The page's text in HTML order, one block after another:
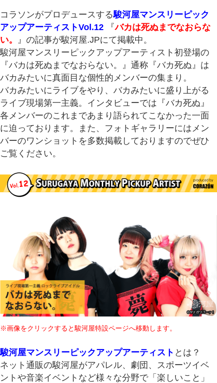
コラソンがプロデュースする駿河屋マンスリーピック
アップアーティストVol.12
『バカは死ぬまでなおらな
い。
』の記事が駿河屋.JPにて掲載中。
駿河屋マンスリーピックアップアーティスト初登場の
『バカは死ぬまでなおらない。』通称『バカ死ぬ』は
バカみたいに真面目な個性的メンバーの集まり。
バカみたいにライブをやり、バカみたいに盛り上がる
ライブ現場第一主義。インタビューでは『バカ死ぬ』
各メンバーのこれまであまり語られてこなかった一面
に迫っております。また、フォトギャラリーにはメン
バーのワンショットを多数掲載しておりますのでぜひ
ご覧ください。
※画像をクリックすると駿河屋特設ページへ移動します。
駿河屋マンスリーピックアップアーティスト とは？
ネット通販の駿河屋がアパレル、劇団、スポーツイベ
ントや音楽イベントなど様々な分野で「楽しいこと」